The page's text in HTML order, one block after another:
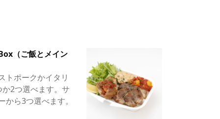
（ご飯とメイン
トポークかイタリ
2つ選べます。サ
ら3つ選べます。